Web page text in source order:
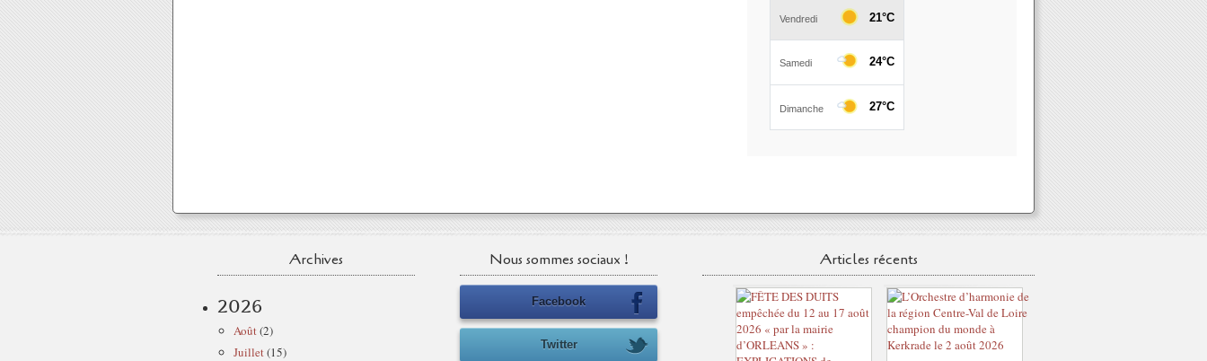
Archives
2026
Août(2)
Juillet(15)
Nous sommes sociaux !
Facebook
Twitter
Articles récents